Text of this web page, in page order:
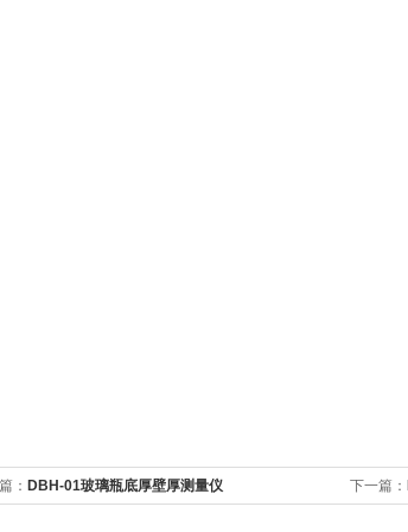
： DBH-01玻璃瓶底厚壁厚测量仪 下一篇：